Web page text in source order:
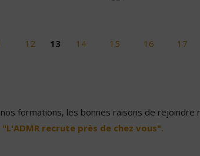
12 13 14 15 16 17
formations, les bonnes raisons de rejoindre
recrute près de chez vous".